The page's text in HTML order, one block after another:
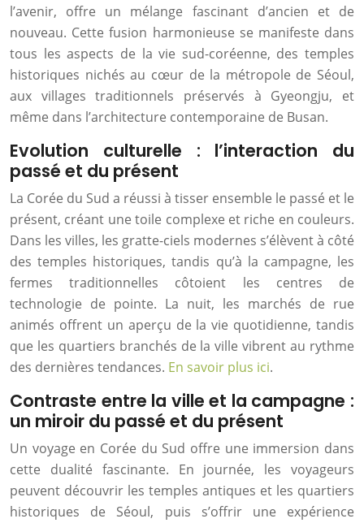
l’avenir, offre un mélange fascinant d’ancien et de
nouveau. Cette fusion harmonieuse se manifeste dans
tous les aspects de la vie sud-coréenne, des temples
historiques nichés au cœur de la métropole de Séoul,
aux villages traditionnels préservés à Gyeongju, et
même dans l’architecture contemporaine de Busan.
Evolution culturelle : l’interaction du
passé et du présent
La Corée du Sud a réussi à tisser ensemble le passé et le
présent, créant une toile complexe et riche en couleurs.
Dans les villes, les gratte-ciels modernes s’élèvent à côté
des temples historiques, tandis qu’à la campagne, les
fermes traditionnelles côtoient les centres de
technologie de pointe. La nuit, les marchés de rue
animés offrent un aperçu de la vie quotidienne, tandis
que les quartiers branchés de la ville vibrent au rythme
des dernières tendances. En savoir plus ici.
Contraste entre la ville et la campagne :
un miroir du passé et du présent
Un voyage en Corée du Sud offre une immersion dans
cette dualité fascinante. En journée, les voyageurs
peuvent découvrir les temples antiques et les quartiers
historiques de Séoul, puis s’offrir une expérience